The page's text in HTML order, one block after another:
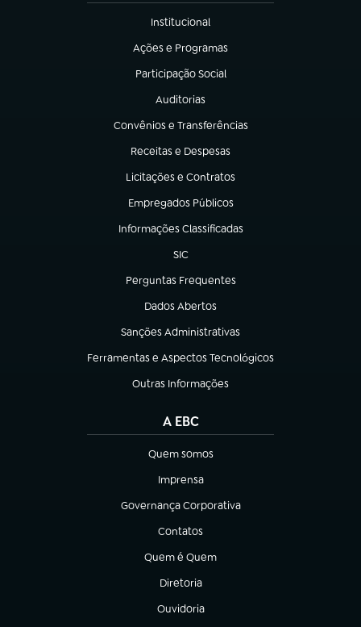
Institucional
(abre em nova aba)
Ações e Programas
(abre em nova aba)
Participação Social
(abre em nova aba)
Auditorias
(abre em nova aba)
Convênios e Transferências
(abre em nova aba)
Receitas e Despesas
(abre em nova aba)
Licitações e Contratos
(abre em nova aba)
Empregados Públicos
(abre em nova aba)
Informações Classificadas
(abre em nova aba)
SIC
(abre em nova aba)
Perguntas Frequentes
(abre em nova aba)
Dados Abertos
(abre em nova aba)
Sanções Administrativas
(abre em nova aba)
Ferramentas e Aspectos Tecnológicos
(abre em nova aba)
Outras Informações
(abre em nova aba)
A EBC
Quem somos
(abre em nova aba)
Imprensa
(abre em nova aba)
Governança Corporativa
(abre em nova aba)
Contatos
(abre em nova aba)
Quem é Quem
(abre em nova aba)
Diretoria
(abre em nova aba)
Ouvidoria
(abre em nova aba)